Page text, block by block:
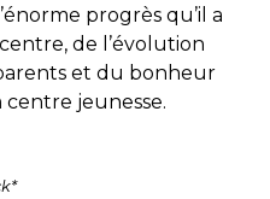
progrès qu’il a
de l’évolution
et du bonheur
centre jeunesse.